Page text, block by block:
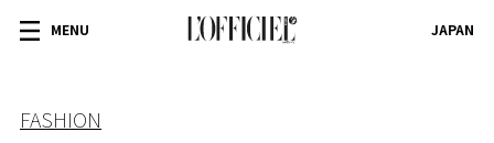
MENU JAPAN
FASHION